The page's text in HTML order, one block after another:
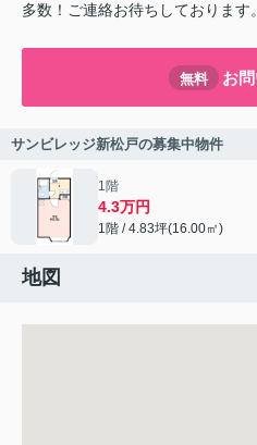
多数！ご連絡お待ちしております。
無料 お
サンビレッジ新松戸の募集中物件
1階
4.3万円
1階 / 4.83坪(16.00㎡)
地図